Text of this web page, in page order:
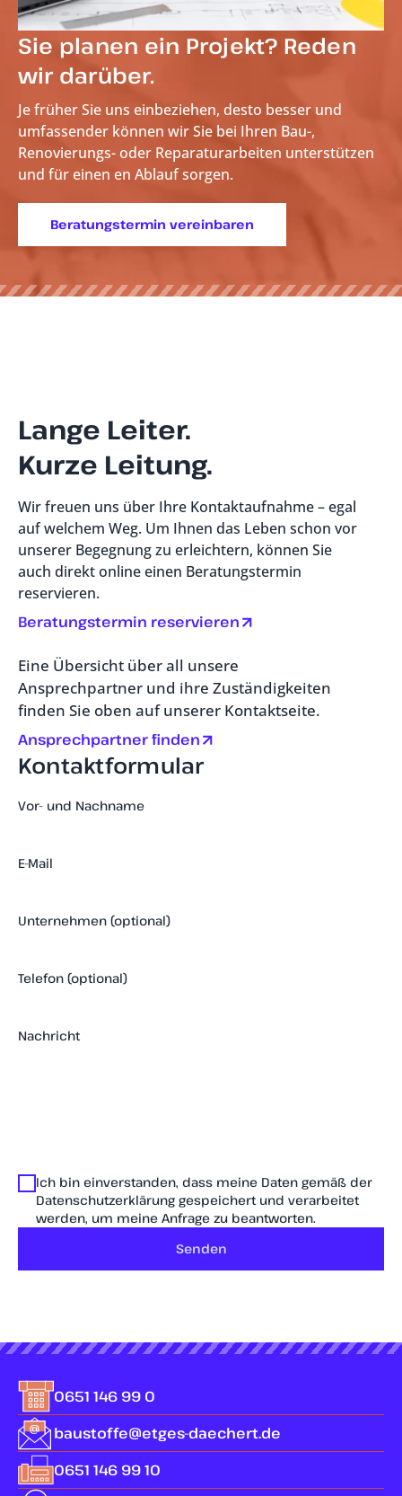
Sie planen ein Projekt? Reden
wir darüber.
Je früher Sie uns einbeziehen, desto besser und
umfassender können wir Sie bei Ihren Bau-,
Renovierungs- oder Reparaturarbeiten unterstützen
und für einen en Ablauf sorgen.
Beratungstermin vereinbaren
Lange Leiter.
Kurze Leitung.
Wir freuen uns über Ihre Kontaktaufnahme – egal
auf welchem Weg. Um Ihnen das Leben schon vor
unserer Begegnung zu erleichtern, können Sie
auch direkt online einen Beratungstermin
reservieren.
Beratungstermin reservieren
Eine Übersicht über all unsere
Ansprechpartner und ihre Zuständigkeiten
finden Sie oben auf unserer Kontaktseite.
Ansprechpartner finden
Kontaktformular
Vor- und Nachname
E-Mail
Unternehmen (optional)
Telefon (optional)
Nachricht
Ich bin einverstanden, dass meine Daten gemäß der
Datenschutzerklärung gespeichert und verarbeitet
werden, um meine Anfrage zu beantworten.
Senden
0651 146 99 0
baustoffe@etges-daechert.de
0651 146 99 10